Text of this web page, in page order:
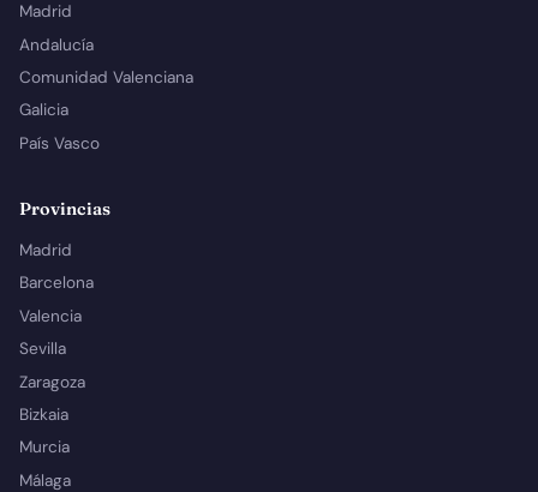
Madrid
Andalucía
Comunidad Valenciana
Galicia
País Vasco
Provincias
Madrid
Barcelona
Valencia
Sevilla
Zaragoza
Bizkaia
Murcia
Málaga